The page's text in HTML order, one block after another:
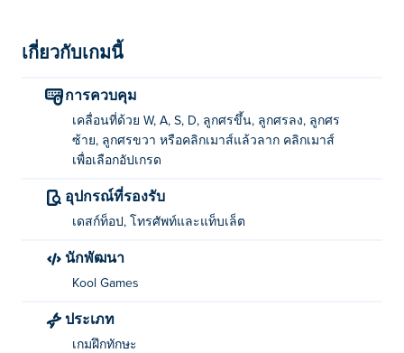
ขีดจำกัดของตัวเองเพื่อเอาชีวิตรอดหรือยัง?
ฉันจะเล่น Limited Survive ได้อย่างไร?
เคลื่อนที่โดยใช้ WASD, ปุ่มลูกศร หรือคลิกและลากด้วย
เมาส์ เลือกอัปเกรดต่างๆ ได้โดยคลิกบนหน้าจอด้วยเมาส์
ใครเป็นผู้สร้าง Limited Survive?
Limited Survive เป็นผลงานสร้างสรรค์ของ Kool Games
และ stick-fortress-
คุณสามารถเล่น Limited Survive ได้ฟรีบน Poki.
เกี่ยวกับเกมนี้
การควบคุม
เคลื่อนที่ด้วย W, A, S, D, ลูกศรขึ้น, ลูกศรลง, ลูกศร
ซ้าย, ลูกศรขวา หรือคลิกเมาส์แล้วลาก คลิกเมาส์
เพื่อเลือกอัปเกรด
อุปกรณ์ที่รองรับ
เดสก์ท็อป, โทรศัพท์และแท็บเล็ต
นักพัฒนา
Kool Games
ประเภท
เกมฝึกทักษะ